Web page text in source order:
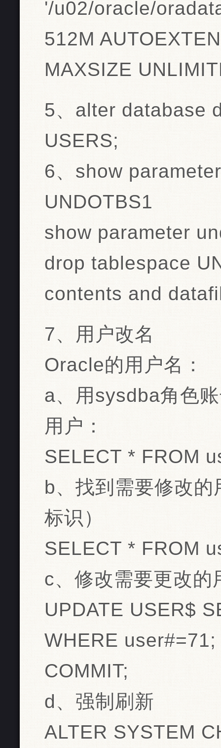
'/u02/oracle/
512M
MAXSIZE
5、alter database
USERS;
6、show
UNDOTBS1
show parameter
drop tablespace
contents and
7、用户改名
Oracle的用户名：
a、用sysdba角色
用户：
SELECT * FROM
b、找到需要修改
标识）
SELECT * FROM
c、修改需要更改的
UPDATE USER$
WHERE user#=71;
COMMIT;
d、强制刷新
ALTER SYSTEM